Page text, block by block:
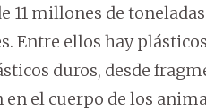
11 millones de
Entre ellos hay
duros, desde
en el cuerpo de los